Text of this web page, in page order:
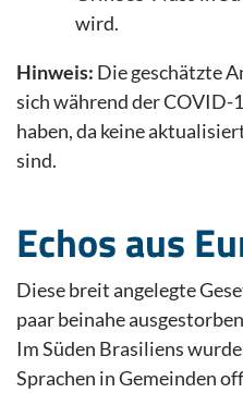
wird.
Hinweis: Die geschätzte
sich während der COVID-
haben, da keine
sind.
Echos aus
Diese breit angelegte
paar beinahe
Im Süden Brasiliens
Sprachen in Gemeinden